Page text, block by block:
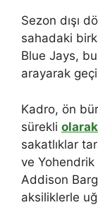
Sezon dışı
sahadaki
Blue Jays,
arayarak
Kadro, ön
sürekli olarak
sakatlıklar
ve
Addison
aksiliklerle